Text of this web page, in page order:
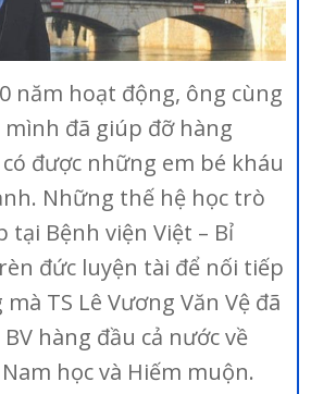
năm hoạt động, ông cùng
mình đã giúp đỡ hàng
được những em bé kháu
Những thế hệ học trò
tại Bệnh viện Việt – Bỉ
đức luyện tài để nối tiếp
TS Lê Vương Văn Vệ đã
hàng đầu cả nước về
học và Hiếm muộn.